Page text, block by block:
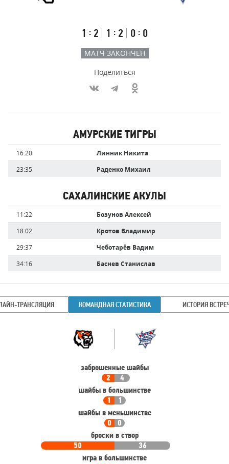
Первый
тайм
1 : 2
Второй
тайм
1 : 2
Третий
тайм
0 : 0
МАТЧ ЗАКОНЧЕН
Поделиться
забившие
голы
АМУРСКИЕ ТИГРЫ
Время Имя
игрока
16:20
Линник Никита
23:35
Раденко Михаил
САХАЛИНСКИЕ АКУЛЫ
Время Имя
игрока
11:22
Бозунов Алексей
18:02
Кротов Владимир
29:37
Чеботарёв Вадим
34:16
Баснев Станислав
ТРАНСЛЯЦИЯ КОМАНДНАЯ СТАТИСТИКА ИСТОРИЯ
Команда
заброшенные шайбы
2
4
шайбы в большинстве
1
1
шайбы в меньшинстве
0
0
броски в створ
50
36
игра в большинстве